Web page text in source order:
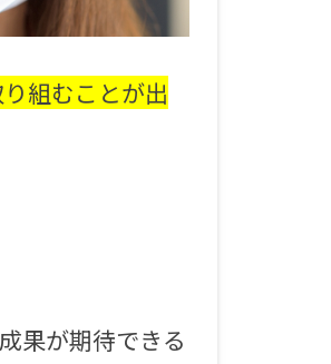
組むことが出
果が期待できる